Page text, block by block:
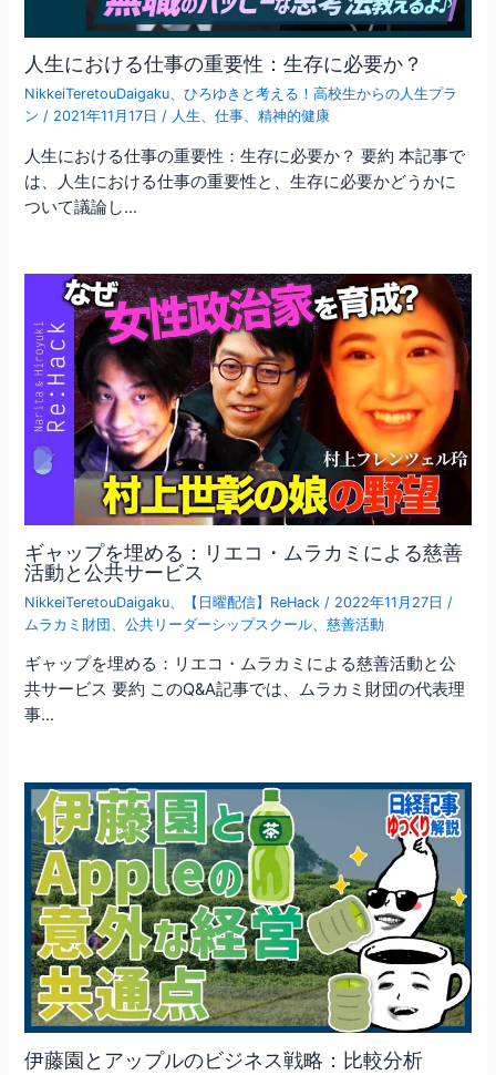
人生における仕事の重要性：生存に必要か？
NikkeiTeretouDaigaku、ひろゆきと考える！高校生からの人生プラ
ン / 2021年11月17日 / 人生、仕事、精神的健康
人生における仕事の重要性：生存に必要か？ 要約 本記事で
は、人生における仕事の重要性と、生存に必要かどうかに
ついて議論し…
ギャップを埋める：リエコ・ムラカミによる慈善
活動と公共サービス
NikkeiTeretouDaigaku 【日曜配信】ReHack / 2022年11月27日 /
ムラカミ財団 、公共リーダーシップスクール 、慈善活動
ギャップを埋める：リエコ・ムラカミによる慈善活動と公
共サービス 要約 このQ&A記事では、ムラカミ財団の代表理
事…
伊藤園とアップルのビジネス戦略：比較分析